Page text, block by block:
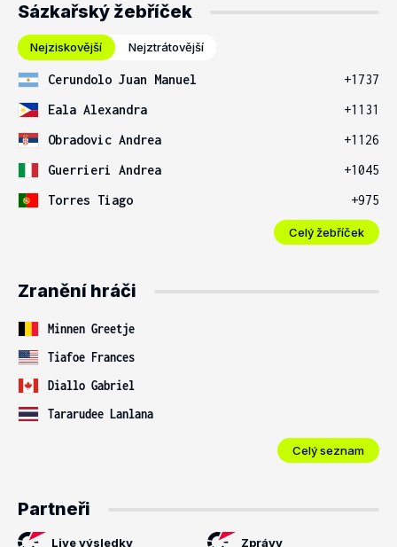
Sázkařský žebříček
Nejziskovější Nejztrátovější
Cerundolo Juan Manuel
+1737
Eala Alexandra
+1131
Obradovic Andrea
+1126
Guerrieri Andrea
+1045
Torres Tiago
+975
Celý žebříček
Zranění hráči
Minnen Greetje
Tiafoe Frances
Diallo Gabriel
Tararudee Lanlana
Celý seznam
Partneři
Live výsledky Zprávy